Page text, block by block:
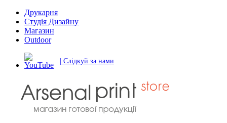
Друкарня
Студія Дизайну
Магазин
Outdoor
| Слідкуй за нами